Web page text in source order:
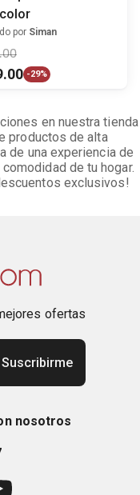
por Siman
.00
.00 -29%
en nuestra tienda
productos de alta
de una experiencia de
de tu hogar.
exclusivos!
ofertas
Suscribirme
nosotros